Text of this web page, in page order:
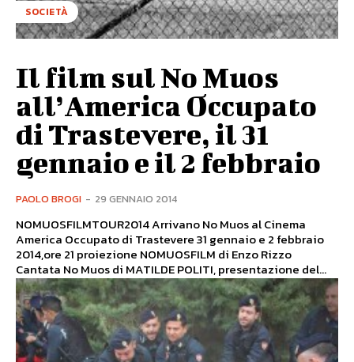
SOCIETÀ
Il film sul No Muos
all’America Occupato
di Trastevere, il 31
gennaio e il 2 febbraio
PAOLO BROGI - 29 GENNAIO 2014
NOMUOSFILMTOUR2014 Arrivano No Muos al Cinema
America Occupato di Trastevere 31 gennaio e 2 febbraio
2014,ore 21 proiezione NOMUOSFILM di Enzo Rizzo
Cantata No Muos di MATILDE POLITI, presentazione del...